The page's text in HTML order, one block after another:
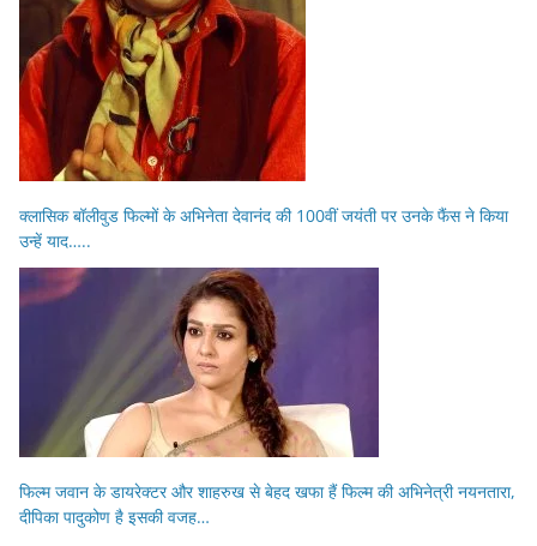
क्लासिक बॉलीवुड फिल्मों के अभिनेता देवानंद की 100वीं जयंती पर उनके फैंस ने किया
उन्हें याद…..
फिल्म जवान के डायरेक्टर और शाहरुख से बेहद खफा हैं फिल्म की अभिनेत्री नयनतारा,
दीपिका पादुकोण है इसकी वजह…